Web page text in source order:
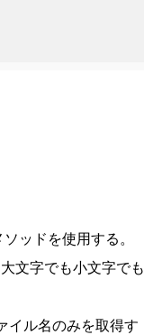
ッドを使用する。
文字でも小文字でも
イル名のみを取得す